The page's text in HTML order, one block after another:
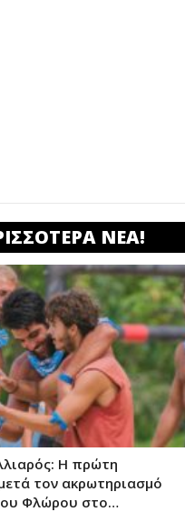
ΝΕΑ!
Η πρώτη
τον ακρωτηριασμό
Φλώρου στο…